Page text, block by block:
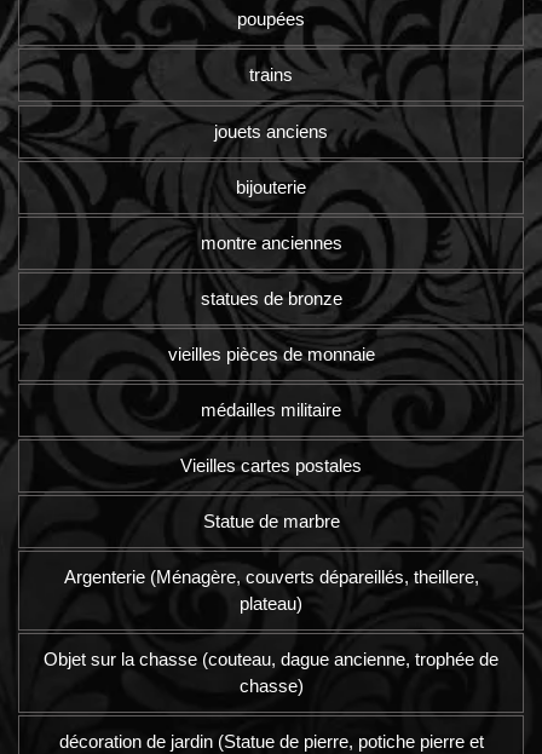
poupées
trains
jouets anciens
bijouterie
montre anciennes
statues de bronze
vieilles pièces de monnaie
médailles militaire
Vieilles cartes postales
Statue de marbre
Argenterie (Ménagère, couverts dépareillés, theillere,
plateau)
Objet sur la chasse (couteau, dague ancienne, trophée de
chasse)
décoration de jardin (Statue de pierre, potiche pierre et